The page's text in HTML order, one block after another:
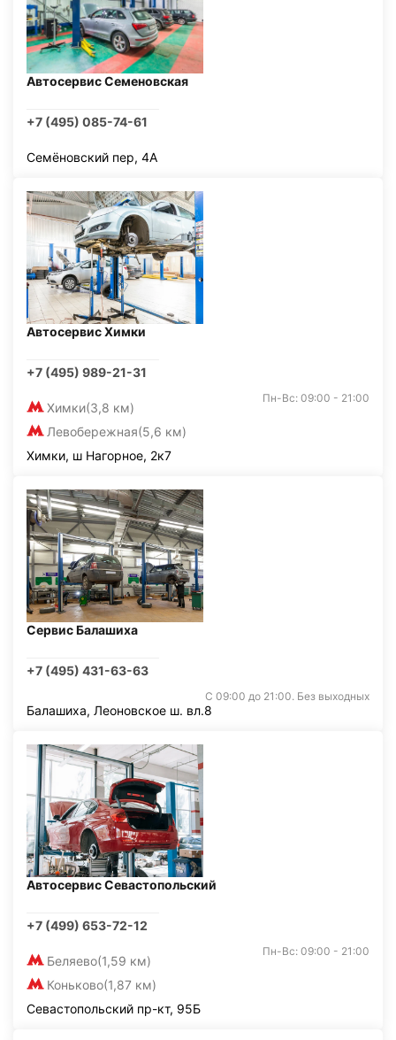
Автосервис Семеновская
+7 (495) 085-74-61
Семёновский пер, 4А
Автосервис Химки
+7 (495) 989-21-31
Химки(3,8 км)
Левобережная(5,6 км)
Пн-Вс: 09:00 - 21:00
Химки, ш Нагорное, 2к7
Сервис Балашиха
+7 (495) 431-63-63
С 09:00 до 21:00. Без выходных
Балашиха, Леоновское ш. вл.8
Автосервис Севастопольский
+7 (499) 653-72-12
Беляево(1,59 км)
Коньково(1,87 км)
Пн-Вс: 09:00 - 21:00
Севастопольский пр-кт, 95Б